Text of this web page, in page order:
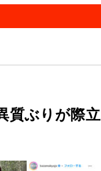
質ぶりが際立